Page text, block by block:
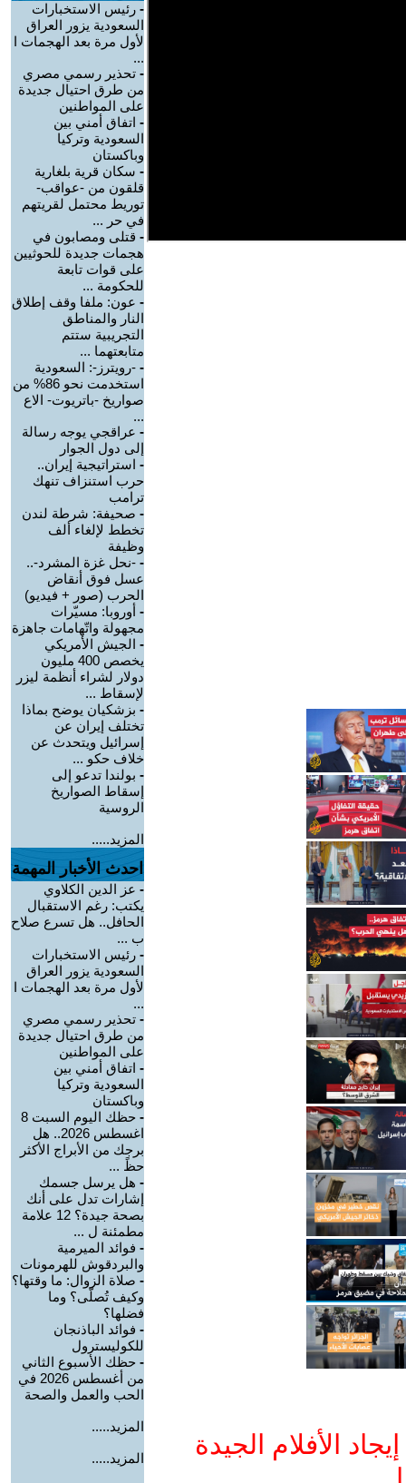
الأفلام الجيدة
- رئيس الاستخبارات
السعودية يزور العراق
لأول مرة بعد الهجمات ا
...
- تحذير رسمي مصري
من طرق احتيال جديدة
على المواطنين
- اتفاق أمني بين
السعودية وتركيا
وباكستان
- سكان قرية بلغارية
قلقون من -عواقب-
توريط محتمل لقريتهم
في حر ...
- قتلى ومصابون في
هجمات جديدة للحوثيين
على قوات تابعة
للحكومة ...
- عون: ملفا وقف إطلاق
النار والمناطق
التجريبية ستتم
متابعتهما ...
- -رويترز-: السعودية
استخدمت نحو 86% من
صواريخ -باتريوت- الاع
...
- عراقجي يوجه رسالة
إلى دول الجوار
- استراتيجية إيران..
حرب استنزاف تنهك
ترامب
- صحيفة: شرطة لندن
تخطط لإلغاء ألف
وظيفة
- -نحل غزة المشرد-..
عسل فوق أنقاض
الحرب (صور + فيديو)
- أوروبا: مسيّرات
مجهولة واتّهامات جاهزة
- الجيش الأمريكي
يخصص 400 مليون
دولار لشراء أنظمة ليزر
لإسقاط ...
- بزشكيان يوضح بماذا
تختلف إيران عن
إسرائيل ويتحدث عن
خلاف حكو ...
- بولندا تدعو إلى
إسقاط الصواريخ
الروسية
المزيد.....
احدث الأخبار المهمة
- عز الدين الكلاوي
يكتب: رغم الاستقبال
الحافل.. هل تسرع صلاح
ب ...
- رئيس الاستخبارات
السعودية يزور العراق
لأول مرة بعد الهجمات ا
...
- تحذير رسمي مصري
من طرق احتيال جديدة
على المواطنين
- اتفاق أمني بين
السعودية وتركيا
وباكستان
-
حظك اليوم السبت 8
اغسطس 2026.. هل
برجك من الأبراج الأكثر
حظً ...
- هل يرسل جسمك
إشارات تدل على أنك
بصحة جيدة؟ 12 علامة
مطمئنة ل ...
- فوائد الميرمية
والبردقوش للهرمونات
- صلاة الزوال: ما وقتها؟
وكيف تُصلّى؟ وما
فضلها؟
- فوائد الباذنجان
للكوليسترول
- حظك الأسبوع الثاني
من أغسطس 2026 في
الحب والعمل والصحة
المزيد.....
المزيد.....